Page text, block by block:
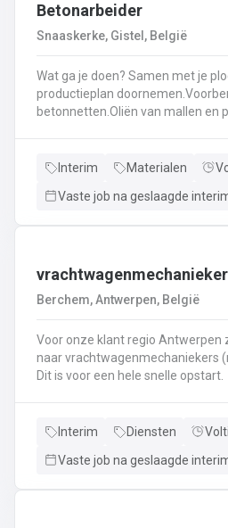
Betonarbeider
Snaaskerke, Gistel, België
Wat ga je doen? Samen met je ploegchef het
productieplan
betonnetten.Oliën van mallen en
eindafwerking.Frezen, boren, en
klaar zijn voor gebruik.Opruimen
Interim Materialen
Vaste job na geslaagde
vrachtwagenmechanieker
Berchem, Antwerpen, België
Voor onze klant regio Antwerpen
naar vrachtwagenmechaniekers
Dit is voor een hele snelle opstart. Ben jij een echte
Dan ben jij de persoon die wij
Interim Diensten
Vaste job na geslaagde